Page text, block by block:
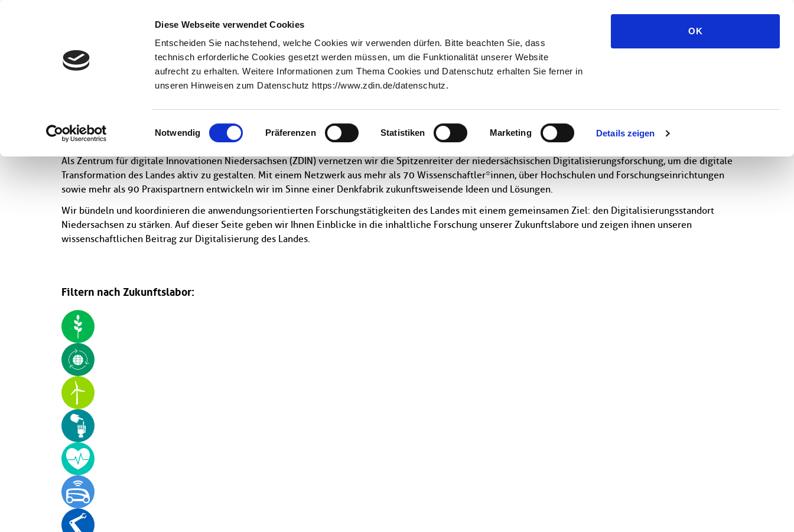
Diese Webseite verwendet Cookies
Entscheiden Sie nachstehend, welche Cookies wir verwenden dürfen. Bitte beachten Sie, dass
technisch erforderliche Cookies gesetzt werden müssen, um die Funktionalität unserer Website
aufrecht zu erhalten. Weitere Informationen zum Thema Cookies und Datenschutz erhalten Sie ferner in
unseren Hinweisen zum Datenschutz https://www.zdin.de/datenschutz.
Einwilligungsauswahl
Notwendig Präferenzen Statistiken Marketing Details zeigen
OK
Wissenschaft
News und Medien News Wissenschaft
News Wissenschaft
Als Zentrum für digitale Innovationen Niedersachsen (ZDIN) vernetzen wir die Spitzenreiter der niedersächsischen Digitalisierungsforschung, um die digitale
Transformation des Landes aktiv zu gestalten. Mit einem Netzwerk aus mehr als 70 Wissenschaftler*innen, über Hochschulen und Forschungseinrichtungen
sowie mehr als 90 Praxispartnern entwickeln wir im Sinne einer Denkfabrik zukunftsweisende Ideen und Lösungen.
Wir bündeln und koordinieren die anwendungsorientierten Forschungstätigkeiten des Landes mit einem gemeinsamen Ziel: den Digitalisierungsstandort
Niedersachsen zu stärken. Auf dieser Seite geben wir Ihnen Einblicke in die inhaltliche Forschung unserer Zukunftslabore und zeigen ihnen unseren
wissenschaftlichen Beitrag zur Digitalisierung des Landes.
Filtern nach Zukunftslabor: